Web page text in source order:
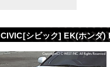
CIVIC[シビック] EK(ホンダ)